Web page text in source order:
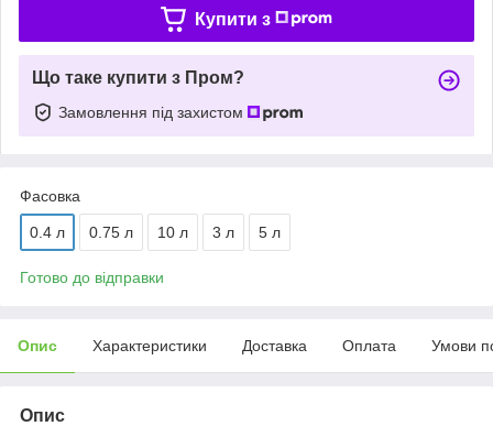
Купити з
Що таке купити з Пром?
Замовлення під захистом
Фасовка
0.4 л 0.75 л 10 л 3 л 5 л
Готово до відправки
Опис Характеристики Доставка Оплата Умови
Опис